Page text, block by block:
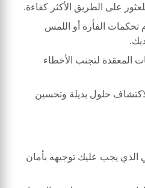
على الطريق الأكثر كفاءة.
تحكمات الفأرة أو اللمس
المعقدة لتجنب الأخطاء
حلول بديلة وتحسين
الذي يجب عليك توجيهه بأمان